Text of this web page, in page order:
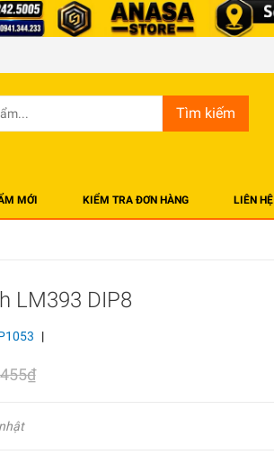
Tìm kiếm
MỚI KIỂM TRA ĐƠN HÀNG LIÊN HỆ
LM393 DIP8
|